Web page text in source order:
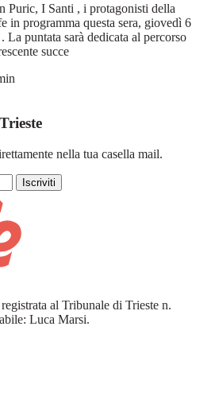
Puric, I Santi , i protagonisti della
in programma questa sera, giovedì 6
La puntata sarà dedicata al percorso
succe
nella tua casella mail.
Iscriviti
al Tribunale di Trieste n.
Luca Marsi.